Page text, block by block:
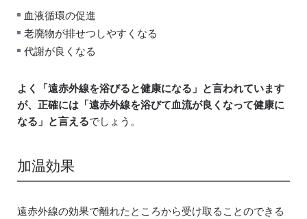
血液循環の促進
老廃物が排せつしやすくなる
代謝が良くなる
よく「遠赤外線を浴びると健康になる」と言われています
が、正確には「遠赤外線を浴びて血流が良くなって健康に
なる」と言えるでしょう。
加温効果
遠赤外線の効果で離れたところから受け取ることのできる